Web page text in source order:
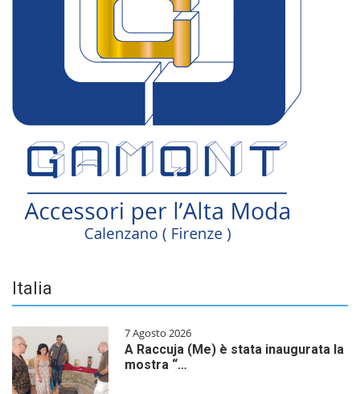
Italia
7 Agosto 2026
A Raccuja (Me) è stata inaugurata la
mostra “…